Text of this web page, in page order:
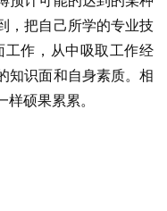
，把自己所学的专业技
作，从中吸取工作经
知识面和自身素质。相
硕果累累。